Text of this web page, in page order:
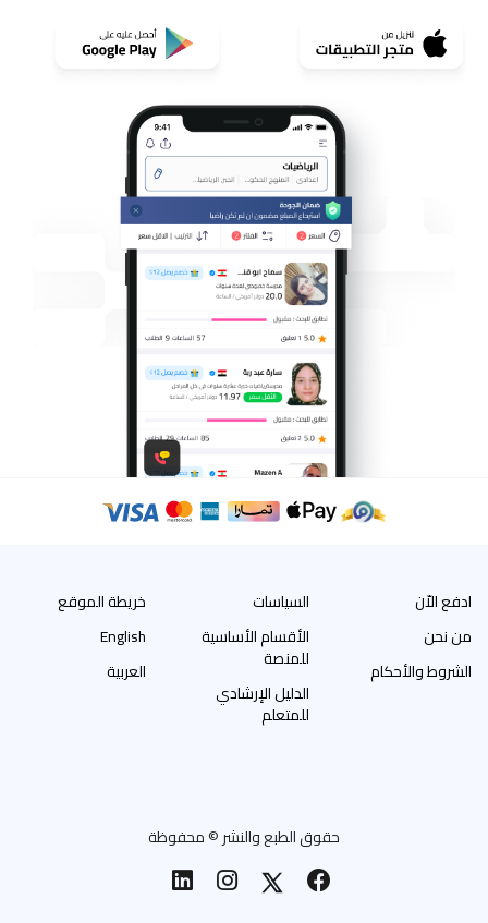
ادفع الاّن
من نحن
الشروط والأحكام
السياسات
الأقسام الأساسية
للمنصة
الدليل الإرشادي
للمتعلم
خريطة الموقع
English
العربية
حقوق الطبع والنشر © محفوظة